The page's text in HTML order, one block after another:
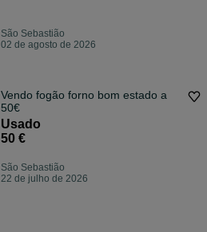
São Sebastião
02 de agosto de 2026
Vendo fogão forno bom estado a
50€
Usado
50 €
São Sebastião
22 de julho de 2026